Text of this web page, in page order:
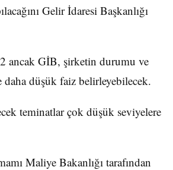
Gelir İdaresi Başkanlığı
ancak GİB, şirketin durumu ve
daha düşük faiz belirleyebilecek.
teminatlar çok düşük seviyelere
Maliye Bakanlığı tarafından